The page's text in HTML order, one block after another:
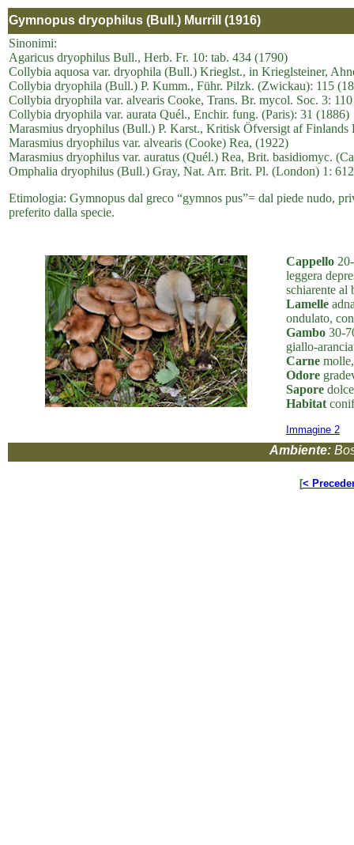
Gymnopus dryophilus (Bull.) Murrill (1916)
Sinonimi:
Agaricus dryophilus Bull., Herb. Fr. 10: tab. 434 (1790)
Collybia aquosa var. dryophila (Bull.) Krieglst., in Krieglsteiner,
Collybia dryophila (Bull.) P. Kumm., Führ. Pilzk. (Zwickau): 115
Collybia dryophila var. alvearis Cooke, Trans. Br. mycol. Soc. 3:
Collybia dryophila var. aurata Quél., Enchir. fung. (Paris): 31 (1886)
Marasmius dryophilus (Bull.) P. Karst., Kritisk Öfversigt af Finlands
Marasmius dryophilus var. alvearis (Cooke) Rea, (1922)
Marasmius dryophilus var. auratus (Quél.) Rea, Brit. basidiomyc.
Omphalia dryophilus (Bull.) Gray, Nat. Arr. Brit. Pl. (London) 1:
Etimologia: Gymnopus dal greco “gymnos pus”= dal piede nudo,
preferito dalla specie.
Cappello
leggera
schiarente al
Lamelle
ondulato,
Gambo 30-
giallo-
Carne
Odore
Sapore
Habitat
Immagine 2
Ambiente:
[<